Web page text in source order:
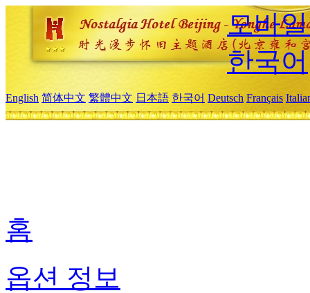
모바
한국어
English 简体中文 繁體中文 日本語 한국어 Deutsch Français
홈
옵션 정보